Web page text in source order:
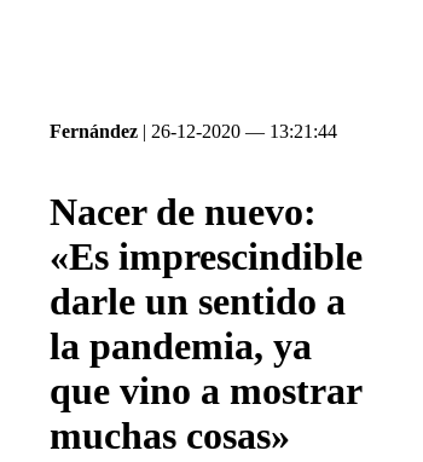
Fernández | 26-12-2020 — 13:21:44
Nacer de nuevo:
«Es imprescindible
darle un sentido a
la pandemia, ya
que vino a mostrar
muchas cosas»